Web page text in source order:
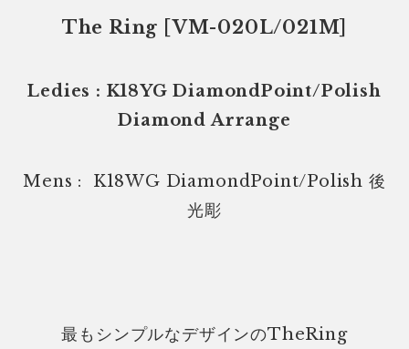
The Ring [VM-020L/021M]
Ledies : K18YG DiamondPoint/Polish
Diamond Arrange
Mens : K18WG DiamondPoint/Polish 後
光彫
最もシンプルなデザインのTheRing